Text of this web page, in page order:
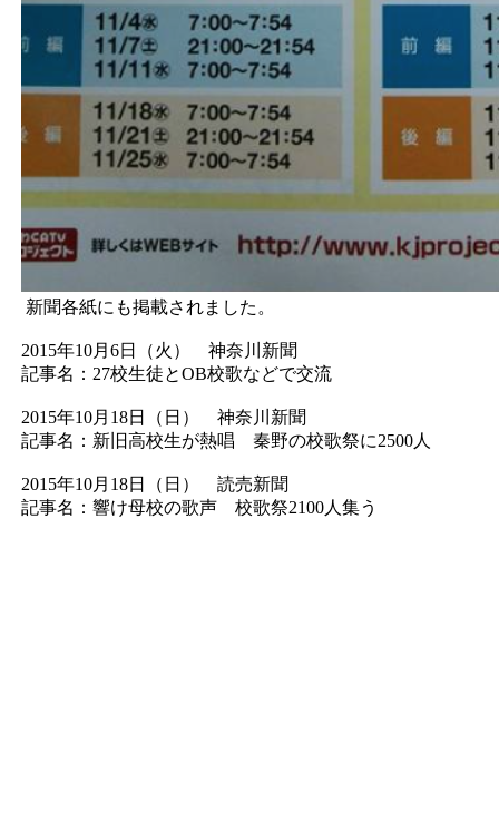
新聞各紙にも掲載されました。
2015年10月6日（火） 神奈川新聞
記事名：27校生徒とOB校歌などで交流
2015年10月18日（日） 神奈川新聞
記事名：新旧高校生が熱唱 秦野の校歌祭に2500人
2015年10月18日（日） 読売新聞
記事名：響け母校の歌声 校歌祭2100人集う